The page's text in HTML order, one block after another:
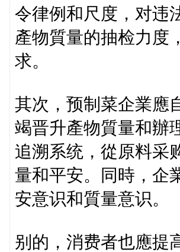
令律例和尺度，对违
產物質量的抽检力度
求。
其次，预制菜企業應
竭晋升產物質量和辦
追溯系统，從原料采
量和平安。同時，企
安意识和質量意识。
别的，消费者也應提